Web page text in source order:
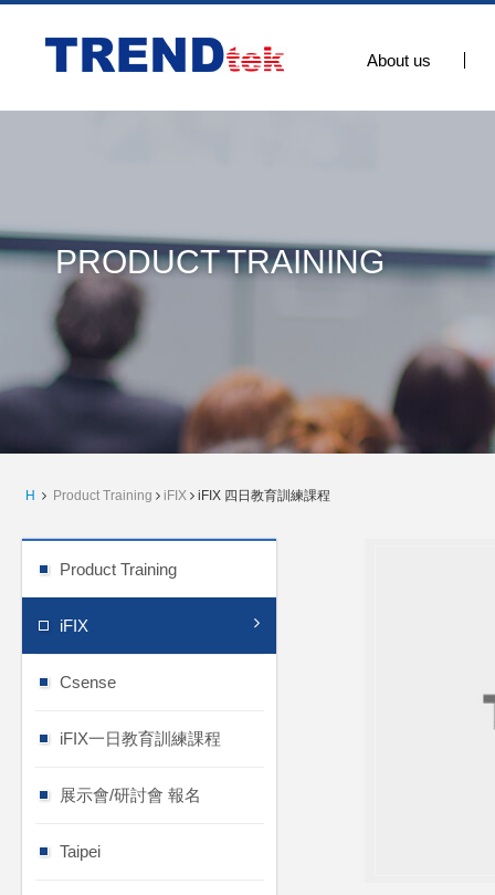
About us
PRODUCT TRAINING
H Product Training iFIX iFIX 四日教育訓練課程
Product Training
iFIX
Csense
iFIX一日教育訓練課程
展示會/研討會 報名
Taipei